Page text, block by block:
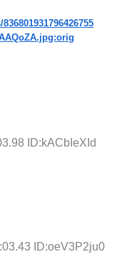
ID:kACbIeXId
ID:oeV3P2ju0